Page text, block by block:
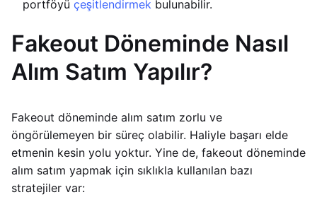
portföyü çeşitlendirmek bulunabilir.
Fakeout Döneminde Nasıl
Alım Satım Yapılır?
Fakeout döneminde alım satım zorlu ve
öngörülemeyen bir süreç olabilir. Haliyle başarı elde
etmenin kesin yolu yoktur. Yine de, fakeout döneminde
alım satım yapmak için sıklıkla kullanılan bazı
stratejiler var: